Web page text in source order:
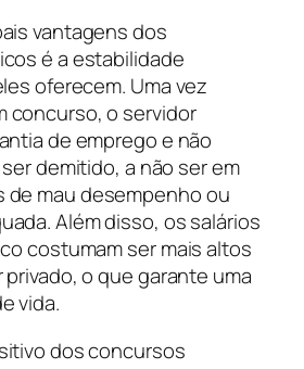
vantagens dos
é a estabilidade
oferecem. Uma vez
concurso, o servidor
de emprego e não
demitido, a não ser em
mau desempenho ou
Além disso, os salários
costumam ser mais altos
o que garante uma
vida.
dos concursos